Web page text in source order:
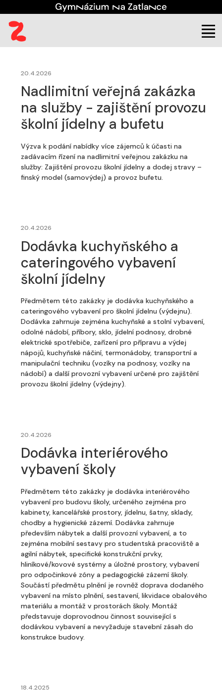
Úřední deska Veřejné zakázky (aktuální)
20.4.2026
Nadlimitní veřejná zakázka
na služby - zajištění provozu
školní jídelny a bufetu
Výzva k podání nabídky více zájemců k účasti na
zadávacím řízení na nadlimitní veřejnou zakázku na
služby: Zajištění provozu školní jídelny a dodej stravy –
finský model (samovýdej) a provoz bufetu.
20.4.2026
Dodávka kuchyňského a
cateringového vybavení
školní jídelny
Předmětem této zakázky je dodávka kuchyňského a
cateringového vybavení pro školní jídelnu (výdejnu).
Dodávka zahrnuje zejména kuchyňské a stolní vybavení,
odolné nádobí, příbory, sklo, jídelní podnosy, drobné
elektrické spotřebiče, zařízení pro přípravu a výdej
nápojů, kuchyňské náčiní, termonádoby, transportní a
manipulační techniku (vozíky na podnosy, vozíky na
nádobí) a další provozní vybavení určené pro zajištění
provozu školní jídelny (výdejny).
20.4.2026
Dodávka interiérového
vybavení školy
Předmětem této zakázky je dodávka interiérového
vybavení pro budovu školy, určeného zejména pro
kabinety, kancelářské prostory, jídelnu, šatny, sklady,
chodby a hygienické zázemí. Dodávka zahrnuje
především nábytek a další provozní vybavení, a to
zejména mobilní sestavy pro studentská pracoviště a
agilní nábytek, specifické konstrukční prvky,
hliníkové/kovové systémy a úložné prostory, vybavení
pro odpočinkové zóny a pedagogické zázemí školy.
Součástí předmětu plnění je rovněž doprava dodaného
vybavení na místo plnění, sestavení, likvidace obalového
materiálu a montáž v prostorách školy. Montáž
představuje doprovodnou činnost související s
dodávkou vybavení a nevyžaduje stavební zásah do
konstrukce budovy.
18.4.2025